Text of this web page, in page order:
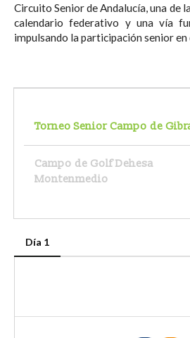
Circuito Senior de Andalucía, una de
calendario federativo y una vía
impulsando la participación senior
Torneo Senior Campo de
Campo de Golf Dehesa
Montenmedio
Día 1